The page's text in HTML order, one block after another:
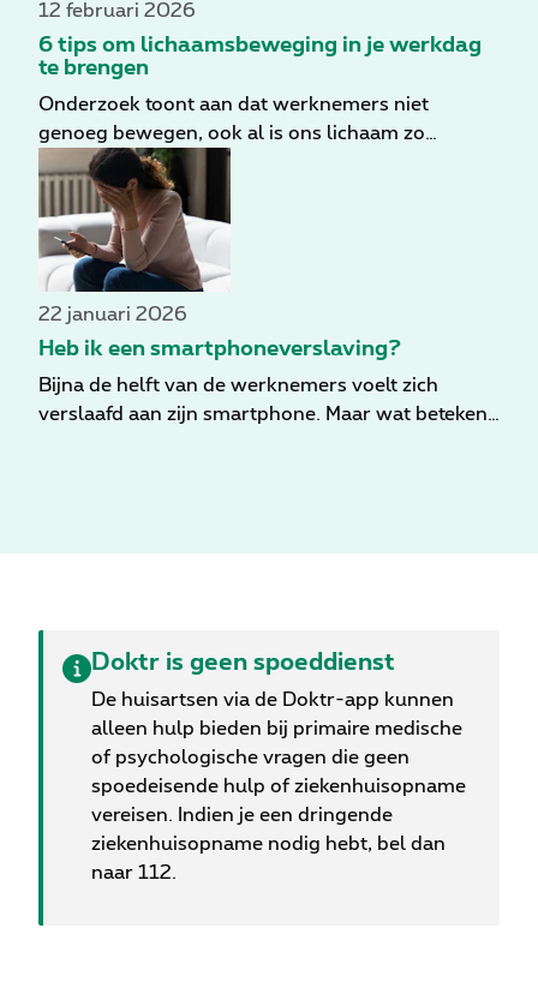
12 februari 2026
6 tips om lichaamsbeweging in je werkdag
te brengen
Onderzoek toont aan dat werknemers niet
genoeg bewegen, ook al is ons lichaam zo
ontworpen dat het zich optimaal voelt met de
nodige beweging. Helaas brengen velen van ons
het grootste deel van hun werkdag zittend door.
Daarom geven we enkele handige tips om meer
beweging op de werkplek te introduceren.
22 januari 2026
Heb ik een smartphoneverslaving?
Bijna de helft van de werknemers voelt zich
verslaafd aan zijn smartphone. Maar wat betekent
gebruiken.
Doktr is geen spoeddienst
De huisartsen via de Doktr-app kunnen
alleen hulp bieden bij primaire medische
of psychologische vragen die geen
spoedeisende hulp of ziekenhuisopname
vereisen. Indien je een dringende
ziekenhuisopname nodig hebt, bel dan
naar 112.